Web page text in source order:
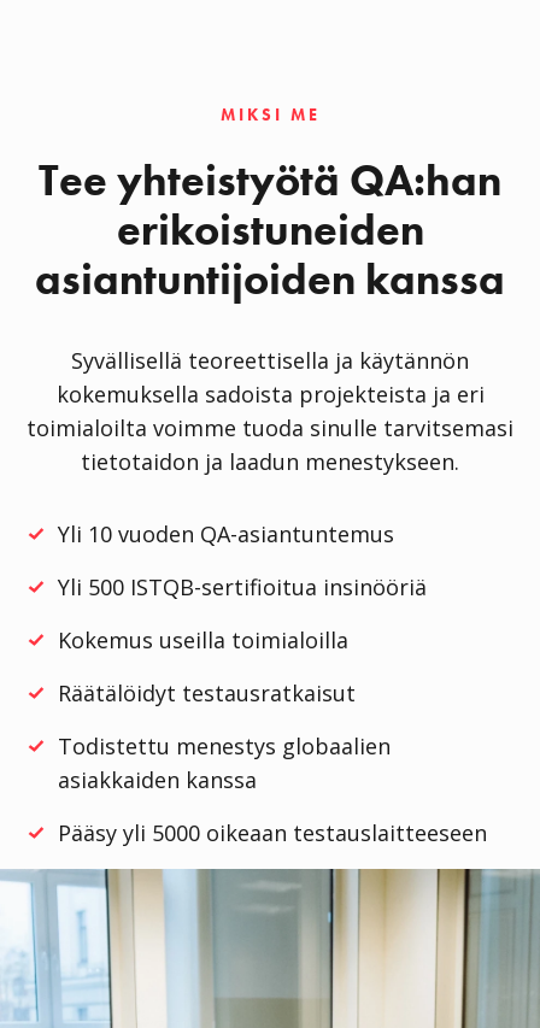
MIKSI ME
Tee yhteistyötä QA:han
erikoistuneiden
asiantuntijoiden kanssa
Syvällisellä teoreettisella ja käytännön
kokemuksella sadoista projekteista ja eri
toimialoilta voimme tuoda sinulle tarvitsemasi
tietotaidon ja laadun menestykseen.
Yli 10 vuoden QA-asiantuntemus
Yli 500 ISTQB-sertifioitua insinööriä
Kokemus useilla toimialoilla
Räätälöidyt testausratkaisut
Todistettu menestys globaalien
asiakkaiden kanssa
Pääsy yli 5000 oikeaan testauslaitteeseen